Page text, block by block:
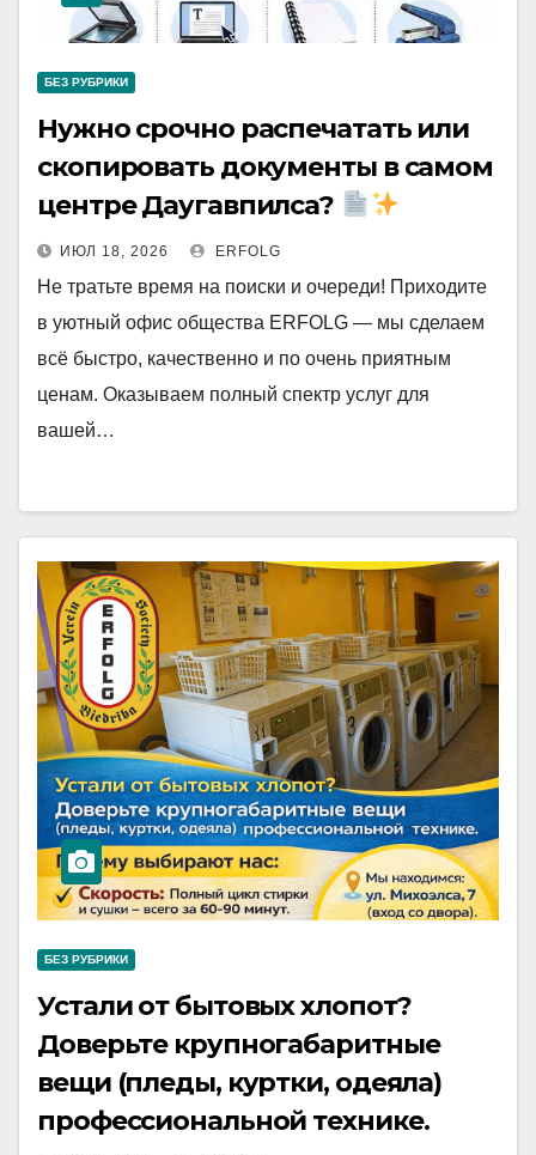
БЕЗ РУБРИКИ
Нужно срочно распечатать или
скопировать документы в самом
центре Даугавпилса?
ИЮЛ 18, 2026 ERFOLG
Не тратьте время на поиски и очереди! Приходите
в уютный офис общества ERFOLG — мы сделаем
всё быстро, качественно и по очень приятным
ценам. Оказываем полный спектр услуг для
вашей…
БЕЗ РУБРИКИ
Устали от бытовых хлопот?
Доверьте крупногабаритные
вещи (пледы, куртки, одеяла)
профессиональной технике.